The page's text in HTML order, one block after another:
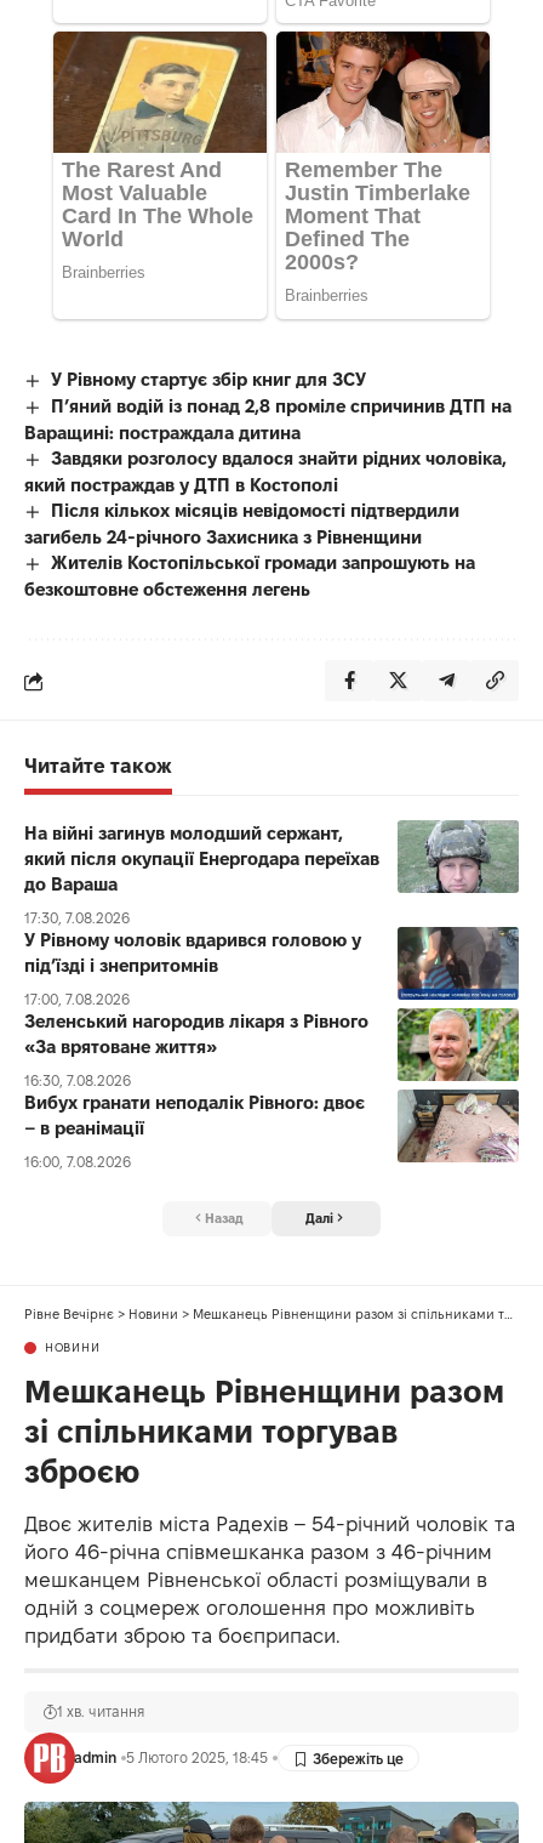
У Рівному стартує збір книг для ЗСУ
П’яний водій із понад 2,8 проміле спричинив ДТП на
Варащині: постраждала дитина
Завдяки розголосу вдалося знайти рідних чоловіка,
який постраждав у ДТП в Костополі
Після кількох місяців невідомості підтвердили
загибель 24-річного Захисника з Рівненщини
Жителів Костопільської громади запрошують на
безкоштовне обстеження легень
Читайте також
На війні загинув молодший сержант,
який після окупації Енергодара переїхав
до Вараша
17:30, 7.08.2026
У Рівному чоловік вдарився головою у
під’їзді і знепритомнів
17:00, 7.08.2026
Зеленський нагородив лікаря з Рівного
«За врятоване життя»
16:30, 7.08.2026
Вибух гранати неподалік Рівного: двоє
– в реанімації
16:00, 7.08.2026
Назад Далі
Рівне Вечірнє > Новини > Мешканець Рівненщини разом зі спільниками торгував зброєю
НОВИНИ
Мешканець Рівненщини разом
зі спільниками торгував
зброєю
Двоє жителів міста Радехів – 54-річний чоловік та
його 46-річна співмешканка разом з 46-річним
мешканцем Рівненської області розміщували в
одній з соцмереж оголошення про можливіть
придбати зброю та боєприпаси.
admin 5 Лютого 2025, 18:45
1 хв. читання